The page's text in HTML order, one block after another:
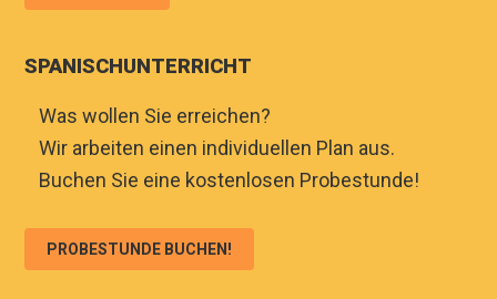
SPANISCHUNTERRICHT
♦Was wollen Sie erreichen?
♦Wir arbeiten einen individuellen Plan aus.
Buchen Sie eine kostenlosen Probestunde!
PROBESTUNDE BUCHEN!